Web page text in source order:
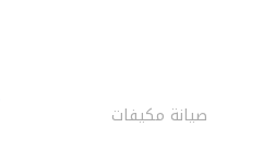
صيانة مكيفات